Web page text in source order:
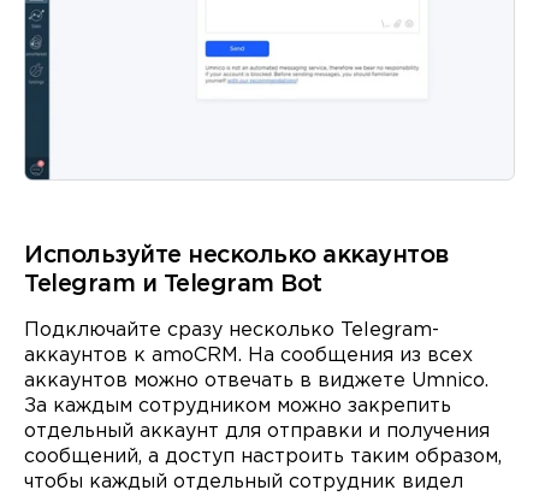
Используйте несколько аккаунтов
Telegram и Telegram Bot
Подключайте сразу несколько Telegram-
аккаунтов к amoCRM. На сообщения из всех
аккаунтов можно отвечать в виджете Umnico.
За каждым сотрудником можно закрепить
отдельный аккаунт для отправки и получения
сообщений, а доступ настроить таким образом,
чтобы каждый отдельный сотрудник видел